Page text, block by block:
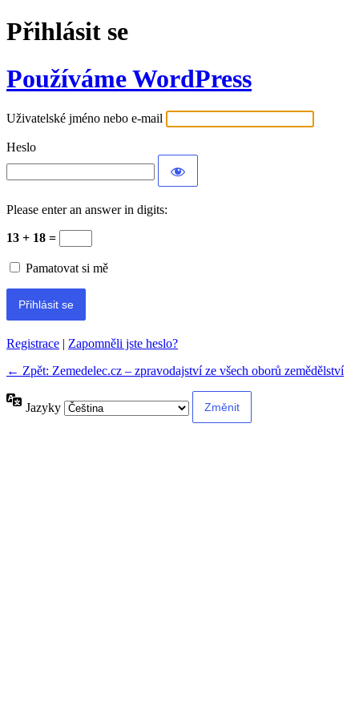
Přihlásit se
Používáme WordPress
Uživatelské jméno nebo e-mail
Heslo
Please enter an answer in digits:
13 + 18 =
Pamatovat si mě
Registrace | Zapomněli jste heslo?
← Zpět: Zemedelec.cz – zpravodajství ze všech oborů zemědělství
Jazyky